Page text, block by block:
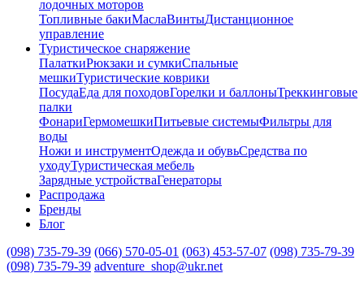
лодочных моторов
Топливные бакиМаслаВинтыДистанционное
управление
Туристическое снаряжение
ПалаткиРюкзаки и сумкиСпальные
мешкиТуристические коврики
ПосудаЕда для походовГорелки и баллоныТреккинговые
палки
ФонариГермомешкиПитьевые системыФильтры для
воды
Ножи и инструментОдежда и обувьСредства по
уходуТуристическая мебель
Зарядные устройстваГенераторы
Распродажа
Бренды
Блог
(098) 735-79-39 (066) 570-05-01 (063) 453-57-07 (098) 735-79-39
(098) 735-79-39 adventure_shop@ukr.net